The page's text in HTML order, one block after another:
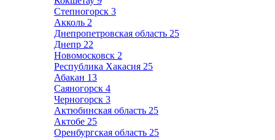
Степногорск 3
Акколь 2
Днепропетровская область 25
Днепр 22
Новомосковск 2
Республика Хакасия 25
Абакан 13
Саяногорск 4
Черногорск 3
Актюбинская область 25
Актобе 25
Оренбургская область 25